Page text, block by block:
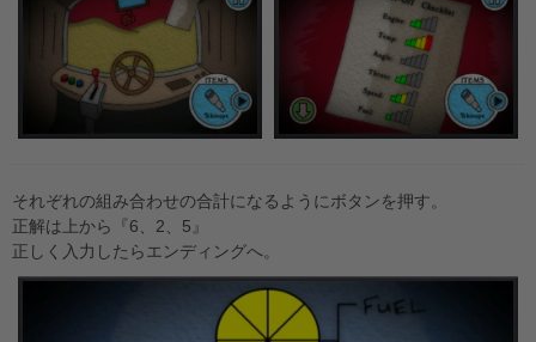
それぞれの組み合わせの合計になるようにボタンを押す。
正解は上から『6、2、5』
正しく入力したらエンディングへ。